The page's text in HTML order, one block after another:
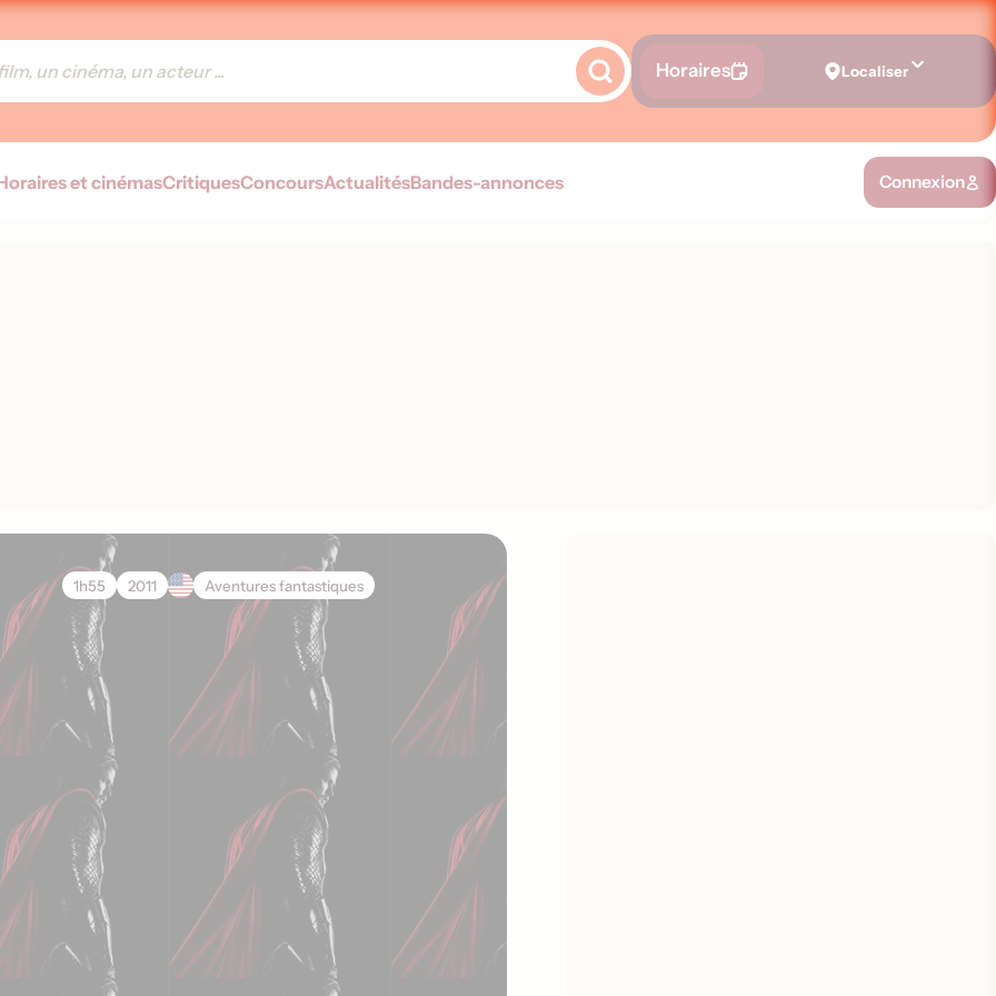
Horaires Localiser
et cinémasCritiquesConcoursActualitésBandes-annonces Connexion
1h55 2011 Aventures fantastiques